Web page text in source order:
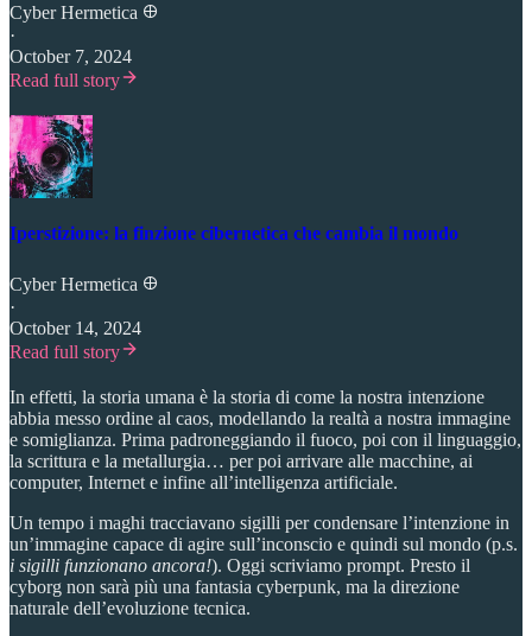
Cyber Hermetica 𐀏
·
October 7, 2024
Read full story
Iperstizione: la finzione cibernetica che cambia il mondo
Cyber Hermetica 𐀏
·
October 14, 2024
Read full story
In effetti, la storia umana è la storia di come la nostra intenzione
abbia messo ordine al caos, modellando la realtà a nostra immagine
e somiglianza. Prima padroneggiando il fuoco, poi con il linguaggio,
la scrittura e la metallurgia… per poi arrivare alle macchine, ai
computer, Internet e infine all’intelligenza artificiale.
Un tempo i maghi tracciavano sigilli per condensare l’intenzione in
un’immagine capace di agire sull’inconscio e quindi sul mondo (p.s.
i sigilli funzionano ancora!). Oggi scriviamo prompt. Presto il
cyborg non sarà più una fantasia cyberpunk, ma la direzione
naturale dell’evoluzione tecnica.